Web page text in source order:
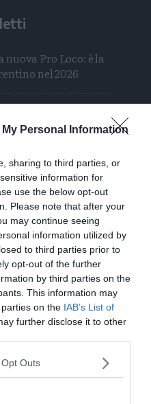
Personal Information
sharing to third parties, or
information for
use the below opt-out
Please note that after your
may continue seeing
information utilized by
to third parties prior to
opt-out of the further
by third parties on the
This information may
on the IAB’s List of
further disclose it to other
Outs
nuova Pro Loco: è la
nel 2026
in 15 minuti: «Le
possono
di S.Ilario
in val di Non, Cles
Flaim
della
una cordata di